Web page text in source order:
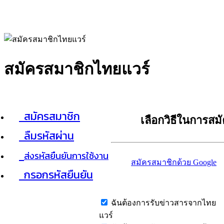
สมัครสมาชิกไทยแวร์
สมัครสมาชิก
ลืมรหัสผ่าน
ส่งรหัสยืนยันการใช้งาน
กรอกรหัสยืนยัน
เลือกวิธีในการส
สมัครสมาชิกด้วย Google
ฉันต้องการรับข่าวสารจากไทย
แวร์